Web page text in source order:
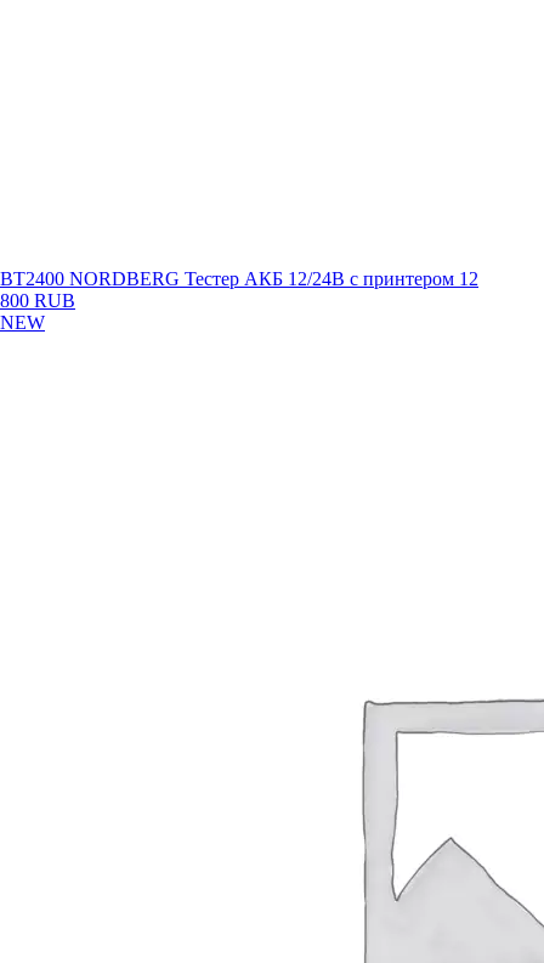
BT2400 NORDBERG Тестер АКБ 12/24В с принтером 12
800 RUB
NEW